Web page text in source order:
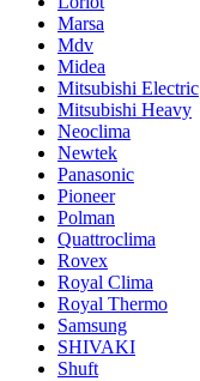
Marsa
Mdv
Midea
Mitsubishi Electric
Mitsubishi Heavy
Neoclima
Newtek
Panasonic
Pioneer
Polman
Quattroclima
Rovex
Royal Clima
Royal Thermo
Samsung
SHIVAKI
Shuft